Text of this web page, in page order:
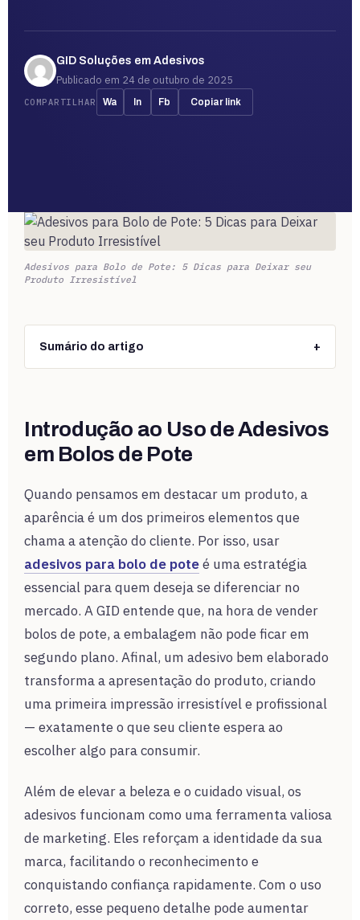
GID Soluções em Adesivos
Publicado em 24 de outubro de 2025
COMPARTILHAR Wa In Fb Copiar link
Adesivos para Bolo de Pote: 5 Dicas para Deixar seu
Produto Irresistível
Sumário do artigo +
Introdução ao Uso de Adesivos
em Bolos de Pote
Quando pensamos em destacar um produto, a
aparência é um dos primeiros elementos que
chama a atenção do cliente. Por isso, usar
adesivos para bolo de poteé uma estratégia
essencial para quem deseja se diferenciar no
mercado. A GID entende que, na hora de vender
bolos de pote, a embalagem não pode ficar em
segundo plano. Afinal, um adesivo bem elaborado
transforma a apresentação do produto, criando
uma primeira impressão irresistível e profissional
— exatamente o que seu cliente espera ao
escolher algo para consumir.
Além de elevar a beleza e o cuidado visual, os
adesivos funcionam como uma ferramenta valiosa
de marketing. Eles reforçam a identidade da sua
marca, facilitando o reconhecimento e
conquistando confiança rapidamente. Com o uso
correto, esse pequeno detalhe pode aumentar